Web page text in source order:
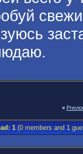
«
1(0 members and 1